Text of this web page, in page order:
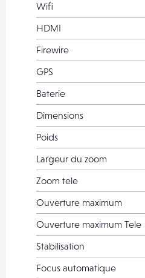
Wifi
HDMI
Firewire
GPS
Baterie
Dimensions
Poids
Largeur du zoom
Zoom tele
Ouverture maximum
Ouverture maximum Tele
Stabilisation
Focus automatique